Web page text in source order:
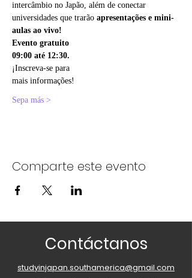
intercâmbio no Japão, além de conectar
universidades que trarão apresentações e mini-
aulas ao vivo!
Evento gratuito
09:00 até 12:30.
¡Inscreva-se para
mais informações!
Sepa más >
Comparte este evento
Contáctanos
studyinjapan.southamerica@gmail.com